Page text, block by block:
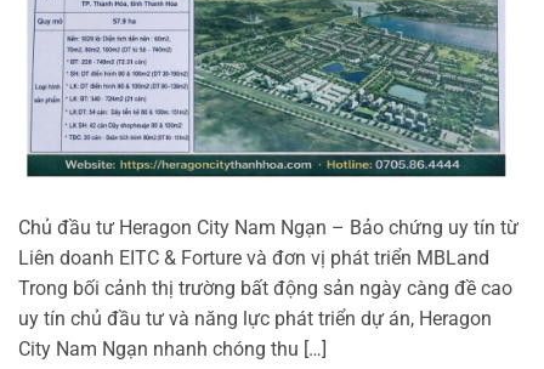
Chủ đầu tư Heragon City Nam Ngạn – Bảo chứng uy tín từ
Liên doanh EITC & Forture và đơn vị phát triển MBLand
Trong bối cảnh thị trường bất động sản ngày càng đề cao
uy tín chủ đầu tư và năng lực phát triển dự án, Heragon
City Nam Ngạn nhanh chóng thu […]